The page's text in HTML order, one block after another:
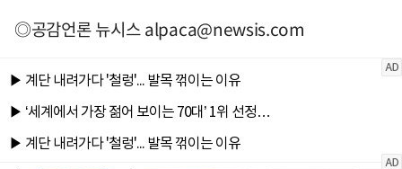
◎공감언론 뉴시스alpaca@newsis.com